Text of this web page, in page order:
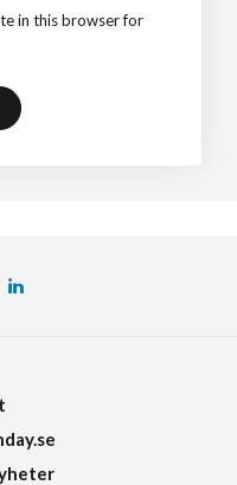
in this browser for